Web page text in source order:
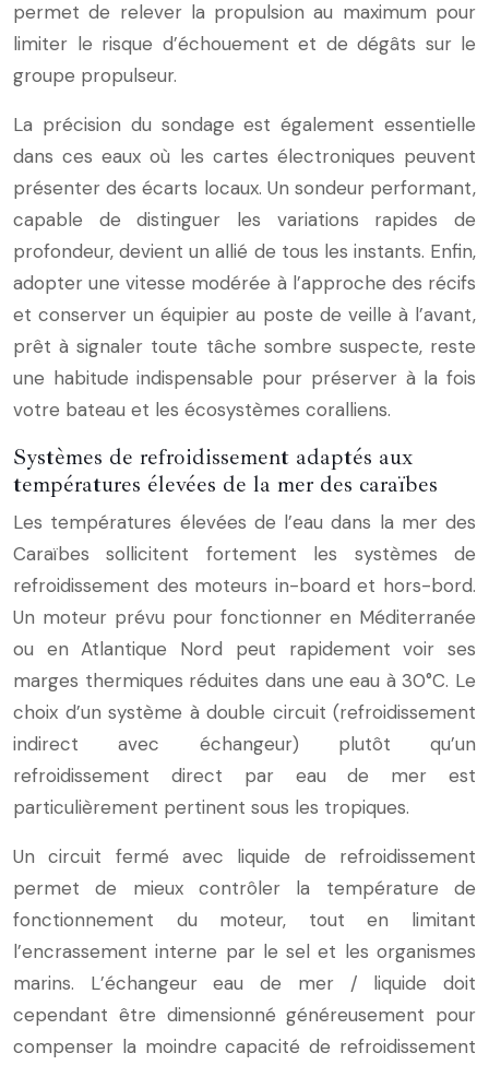
permet de relever la propulsion au maximum pour
limiter le risque d’échouement et de dégâts sur le
groupe propulseur.
La précision du sondage est également essentielle
dans ces eaux où les cartes électroniques peuvent
présenter des écarts locaux. Un sondeur performant,
capable de distinguer les variations rapides de
profondeur, devient un allié de tous les instants. Enfin,
adopter une vitesse modérée à l’approche des récifs
et conserver un équipier au poste de veille à l’avant,
prêt à signaler toute tâche sombre suspecte, reste
une habitude indispensable pour préserver à la fois
votre bateau et les écosystèmes coralliens.
Systèmes de refroidissement adaptés aux
températures élevées de la mer des caraïbes
Les températures élevées de l’eau dans la mer des
Caraïbes sollicitent fortement les systèmes de
refroidissement des moteurs in-board et hors-bord.
Un moteur prévu pour fonctionner en Méditerranée
ou en Atlantique Nord peut rapidement voir ses
marges thermiques réduites dans une eau à 30°C. Le
choix d’un système à double circuit (refroidissement
indirect avec échangeur) plutôt qu’un
refroidissement direct par eau de mer est
particulièrement pertinent sous les tropiques.
Un circuit fermé avec liquide de refroidissement
permet de mieux contrôler la température de
fonctionnement du moteur, tout en limitant
l’encrassement interne par le sel et les organismes
marins. L’échangeur eau de mer / liquide doit
cependant être dimensionné généreusement pour
compenser la moindre capacité de refroidissement